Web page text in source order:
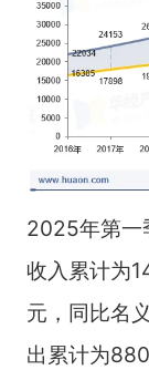
2025年第一
收入累计为
元，同比名
出累计为